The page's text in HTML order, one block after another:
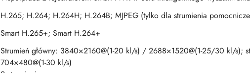
H.265; H.264; H.264H; H.264B; MJPEG (tylko dla strumienia
Smart H.265+; Smart H.264+
Strumień główny: 3840×2160@(1-20 kl/s) / 2688×1520@(1-25/30 kl/s);
704×480@(1-30 kl/s)